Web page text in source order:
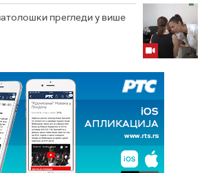
прегледи у више